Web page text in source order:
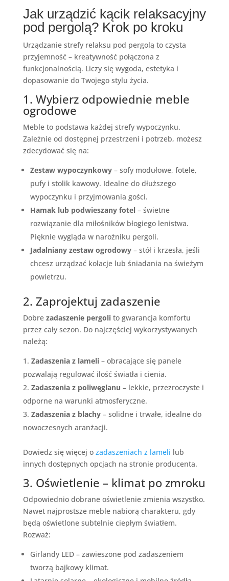
Jak urządzić kącik relaksacyjny
pod pergolą? Krok po kroku
Urządzanie strefy relaksu pod pergolą to czysta
przyjemność – kreatywność połączona z
funkcjonalnością. Liczy się wygoda, estetyka i
dopasowanie do Twojego stylu życia.
1. Wybierz odpowiednie meble
ogrodowe
Meble to podstawa każdej strefy wypoczynku.
Zależnie od dostępnej przestrzeni i potrzeb, możesz
zdecydować się na:
Zestaw wypoczynkowy– sofy modułowe, fotele,
pufy i stolik kawowy. Idealne do dłuższego
wypoczynku i przyjmowania gości.
Hamak lub podwieszany fotel– świetne
rozwiązanie dla miłośników błogiego lenistwa.
Pięknie wygląda w narożniku pergoli.
Jadalniany zestaw ogrodowy– stół i krzesła, jeśli
chcesz urządzać kolacje lub śniadania na świeżym
powietrzu.
2. Zaprojektuj zadaszenie
Dobre zadaszenie pergolito gwarancja komfortu
przez cały sezon. Do najczęściej wykorzystywanych
należą:
Zadaszenia z lameli– obracające się panele
pozwalają regulować ilość światła i cienia.
Zadaszenia z poliwęglanu – lekkie, przezroczyste i
odporne na warunki atmosferyczne.
Zadaszenia z blachy– solidne i trwałe, idealne do
nowoczesnych aranżacji.
Dowiedz się więcej o zadaszeniach z lameli lub
innych dostępnych opcjach na stronie producenta.
3. Oświetlenie – klimat po zmroku
Odpowiednio dobrane oświetlenie zmienia wszystko.
Nawet najprostsze meble nabiorą charakteru, gdy
będą oświetlone subtelnie ciepłym światłem.
Rozważ:
Girlandy LED – zawieszone pod zadaszeniem
tworzą bajkowy klimat.